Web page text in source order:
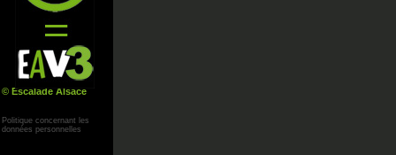
© Escalade Alsace
Politique concernant les
données personnelles